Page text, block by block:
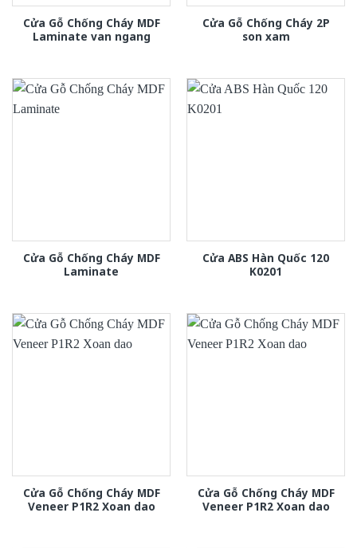
Cửa Gỗ Chống Cháy MDF
Laminate van ngang
Cửa Gỗ Chống Cháy 2P
son xam
Cửa Gỗ Chống Cháy MDF
Laminate
Cửa ABS Hàn Quốc 120
K0201
Cửa Gỗ Chống Cháy MDF
Veneer P1R2 Xoan dao
Cửa Gỗ Chống Cháy MDF
Veneer P1R2 Xoan dao